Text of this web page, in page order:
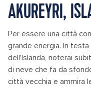
AKUREYRI,
Per essere una città
grande energia. In
dell'Islanda, noterai
di neve che fa da
città vecchia e ammira